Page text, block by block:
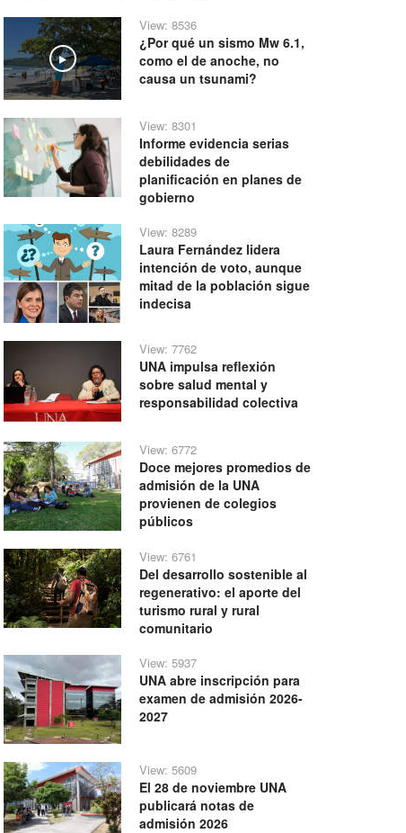
Play
View: 8536
¿Por qué un sismo Mw 6.1,
como el de anoche, no
causa un tsunami?
View: 8301
Informe evidencia serias
debilidades de
planificación en planes de
gobierno
View: 8289
Laura Fernández lidera
intención de voto, aunque
mitad de la población sigue
indecisa
View: 7762
UNA impulsa reflexión
sobre salud mental y
responsabilidad colectiva
View: 6772
Doce mejores promedios de
admisión de la UNA
provienen de colegios
públicos
View: 6761
Del desarrollo sostenible al
regenerativo: el aporte del
turismo rural y rural
comunitario
View: 5937
UNA abre inscripción para
examen de admisión 2026-
2027
View: 5609
El 28 de noviembre UNA
publicará notas de
admisión 2026